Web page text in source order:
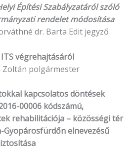
Építési Szabályzatáról szóló
rendelet módosítása
dr. Barta Edit jegyző
végrehajtásáról
polgármester
kapcsolatos döntések
00006 kódszámú,
rehabilitációja – közösségi tér
Gyopárosfürdőn elnevezésű